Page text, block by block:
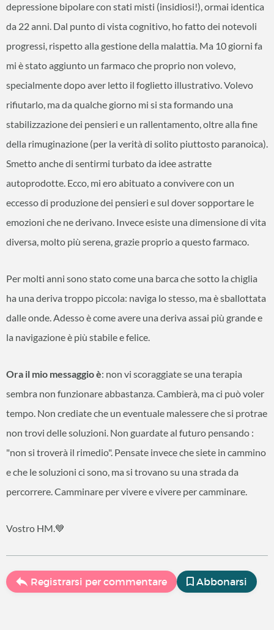
depressione bipolare con stati misti (insidiosi!), ormai identica
da 22 anni. Dal punto di vista cognitivo, ho fatto dei notevoli
progressi, rispetto alla gestione della malattia. Ma 10 giorni fa
mi è stato aggiunto un farmaco che proprio non volevo,
specialmente dopo aver letto il foglietto illustrativo. Volevo
rifiutarlo, ma da qualche giorno mi si sta formando una
stabilizzazione dei pensieri e un rallentamento, oltre alla fine
della rimuginazione (per la verità di solito piuttosto paranoica).
Smetto anche di sentirmi turbato da idee astratte
autoprodotte. Ecco, mi ero abituato a convivere con un
eccesso di produzione dei pensieri e sul dover sopportare le
emozioni che ne derivano. Invece esiste una dimensione di vita
diversa, molto più serena, grazie proprio a questo farmaco.
Per molti anni sono stato come una barca che sotto la chiglia
ha una deriva troppo piccola: naviga lo stesso, ma è sballottata
dalle onde. Adesso è come avere una deriva assai più grande e
la navigazione è più stabile e felice.
Ora il mio messaggio è: non vi scoraggiate se una terapia
sembra non funzionare abbastanza. Cambierà, ma ci può voler
tempo. Non crediate che un eventuale malessere che si protrae
non trovi delle soluzioni. Non guardate al futuro pensando :
"non si troverà il rimedio". Pensate invece che siete in cammino
e che le soluzioni ci sono, ma si trovano su una strada da
percorrere. Camminare per vivere e vivere per camminare.
Vostro HM.💙
Registrarsi per commentare Abbonarsi